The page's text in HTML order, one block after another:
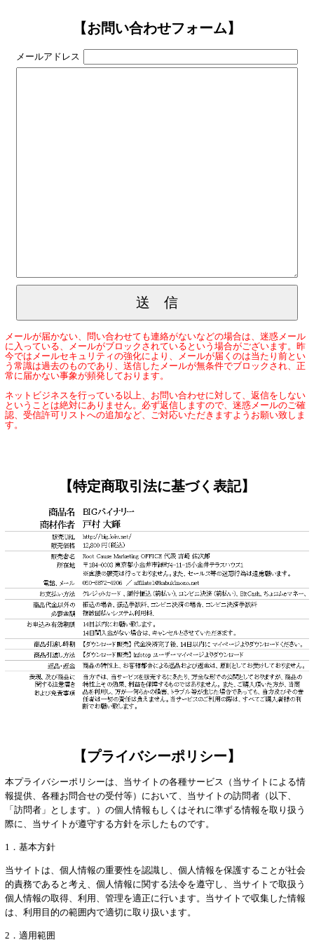
【お問い合わせフォーム】
メールアドレス
メールが届かない、問い合わせても連絡がないなどの場合は、迷惑メール
に入っている、メールがブロックされているという場合がございます。昨
今ではメールセキュリティの強化により、メールが届くのは当たり前とい
う常識は過去のものであり、送信したメールが無条件でブロックされ、正
常に届かない事象が頻発しております。
ネットビジネスを行っている以上、お問い合わせに対して、返信をしない
ということは絶対にありません。必ず返信しますので、迷惑メールのご確
認、受信許可リストへの追加など、ご対応いただきますようお願い致しま
す。
【特定商取引法に基づく表記】
【プライバシーポリシー】
本プライバシーポリシーは、当サイトの各種サービス（当サイトによる情
報提供、各種お問合せの受付等）において、当サイトの訪問者（以下、
「訪問者」とします。）の個人情報もしくはそれに準ずる情報を取り扱う
際に、当サイトが遵守する方針を示したものです。
1．基本方針
当サイトは、個人情報の重要性を認識し、個人情報を保護することが社会
的責務であると考え、個人情報に関する法令を遵守し、当サイトで取扱う
個人情報の取得、利用、管理を適正に行います。当サイトで収集した情報
は、利用目的の範囲内で適切に取り扱います。
2．適用範囲